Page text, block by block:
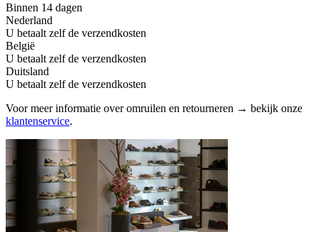
Binnen 14 dagen
Nederland
U betaalt zelf de verzendkosten
België
U betaalt zelf de verzendkosten
Duitsland
U betaalt zelf de verzendkosten
Voor meer informatie over omruilen en retourneren → bekijk onze
klantenservice.